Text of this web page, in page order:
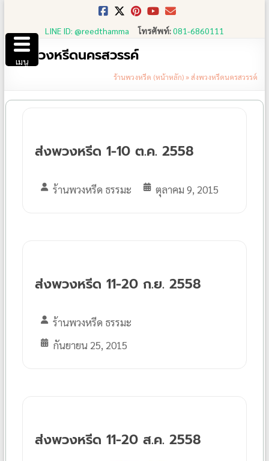
content
LINE ID: @reedthamma โทรศัพท์:081-6860111
ส่งพวงหรีดนครสวรรค์
ร้านพวงหรีด (หน้าหลัก)»ส่งพวงหรีดนครสวรรค์
ส่งพวงหรีด 1-10 ต.ค. 2558
ร้านพวงหรีด ธรรมะ ตุลาคม 9, 2015
ส่งพวงหรีด 11-20 ก.ย. 2558
ร้านพวงหรีด ธรรมะ
กันยายน 25, 2015
ส่งพวงหรีด 11-20 ส.ค. 2558
เมนู